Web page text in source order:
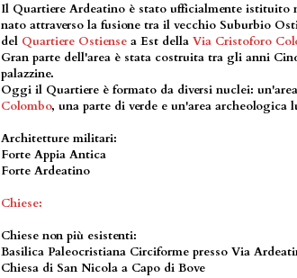
Il Quartiere Ardeatino è stato ufficialmente istituito
nato attraverso la fusione tra il vecchio Suburbio
del Quartiere Ostiense a Est della Via Cristoforo
Gran parte dell'area è stata costruita tra gli anni
palazzine.
Oggi il Quartiere è formato da diversi nuclei:
Colombo, una parte di verde e un'area archeologica
Architetture militari:
Forte Appia Antica
Forte Ardeatino
Chiese:
Chiese non più esistenti:
Basilica Paleocristiana Circiforme presso Via
Chiesa di San Nicola a Capo di Bove